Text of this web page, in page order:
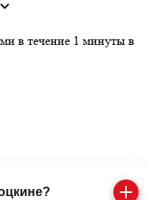
в течение 1 минуты в